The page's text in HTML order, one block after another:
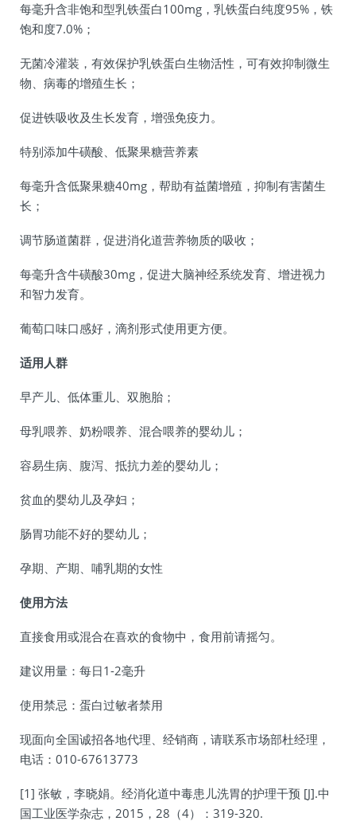
每毫升含非饱和型乳铁蛋白100mg，乳铁蛋白纯度95%，铁
饱和度7.0%；
无菌冷灌装，有效保护乳铁蛋白生物活性，可有效抑制微生
物、病毒的增殖生长；
促进铁吸收及生长发育，增强免疫力。
特别添加牛磺酸、低聚果糖营养素
每毫升含低聚果糖40mg，帮助有益菌增殖，抑制有害菌生
长；
调节肠道菌群，促进消化道营养物质的吸收；
每毫升含牛磺酸30mg，促进大脑神经系统发育、增进视力
和智力发育。
葡萄口味口感好，滴剂形式使用更方便。
适用人群
早产儿、低体重儿、双胞胎；
母乳喂养、奶粉喂养、混合喂养的婴幼儿；
容易生病、腹泻、抵抗力差的婴幼儿；
贫血的婴幼儿及孕妇；
肠胃功能不好的婴幼儿；
孕期、产期、哺乳期的女性
使用方法
直接食用或混合在喜欢的食物中，食用前请摇匀。
建议用量：每日1-2毫升
使用禁忌：蛋白过敏者禁用
现面向全国诚招各地代理、经销商，请联系市场部杜经理，
电话：010-67613773
[1] 张敏，李晓娟。经消化道中毒患儿洗胃的护理干预 [J].中
国工业医学杂志，2015，28（4）：319-320.